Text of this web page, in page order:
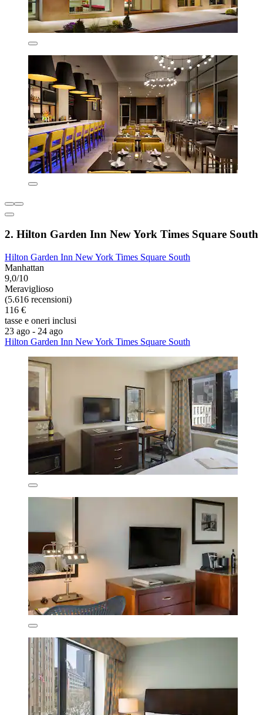
2. Hilton Garden Inn New York Times Square South
Hilton Garden Inn New York Times Square South
Manhattan
9,0/10
Meraviglioso
(5.616 recensioni)
116 €
tasse e oneri inclusi
23 ago - 24 ago
Hilton Garden Inn New York Times Square South